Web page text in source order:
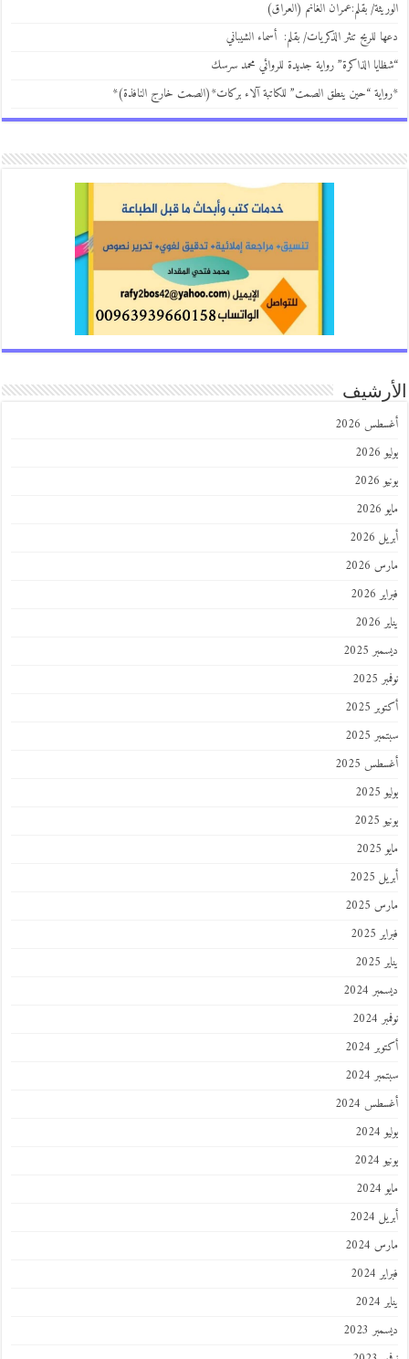
بقلم:عمران الغانم (العراق)
للريح تنثر الذكريات/ بقلم: أسماء الشيباني
الذاكرة” رواية جديدة للروائي محمد سرسك
“حين ينطق الصمت” للكاتبة آلاء بركات*(الصمت خارج النافذة)*
2026
2026
2025
2025
2025
2025
2025
2024
2024
2024
2024
2024
2023